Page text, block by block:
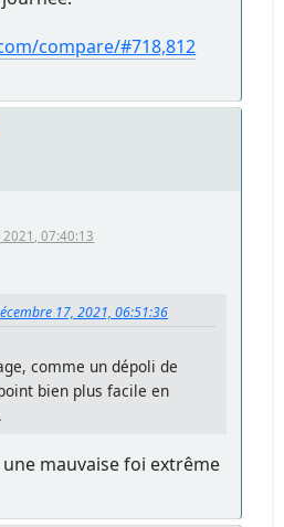
compare/#718,812
07:40:13
17, 2021, 06:51:36
comme un dépoli de
bien plus facile en
mauvaise foi extrême